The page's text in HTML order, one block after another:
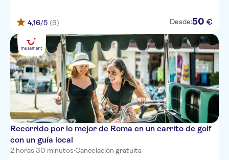
DEI MILLE
Hotel Palladium Palace
Hotel Giardino
RESIDENCE BARBERINI
CORTINA
GG Apartments
Atlante Garden Hotel
4,16/5 (9) Desde:50 €
Recorrido por lo mejor de Roma en un carrito de golf
con un guía local
2 horas 30 minutos·Cancelación gratuita